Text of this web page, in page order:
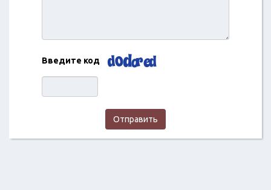
Введите код
Отправить